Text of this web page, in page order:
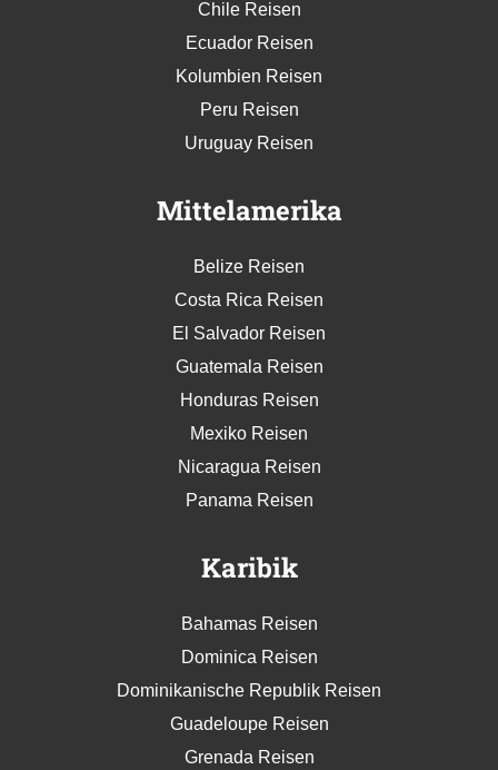
Chile Reisen
Ecuador Reisen
Kolumbien Reisen
Peru Reisen
Uruguay Reisen
Mittelamerika
Belize Reisen
Costa Rica Reisen
El Salvador Reisen
Guatemala Reisen
Honduras Reisen
Mexiko Reisen
Nicaragua Reisen
Panama Reisen
Karibik
Bahamas Reisen
Dominica Reisen
Dominikanische Republik Reisen
Guadeloupe Reisen
Grenada Reisen